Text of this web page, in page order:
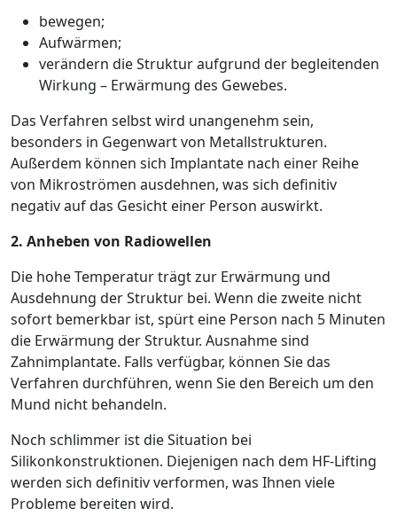
bewegen;
Aufwärmen;
verändern die Struktur aufgrund der begleitenden
Wirkung – Erwärmung des Gewebes.
Das Verfahren selbst wird unangenehm sein,
besonders in Gegenwart von Metallstrukturen.
Außerdem können sich Implantate nach einer Reihe
von Mikroströmen ausdehnen, was sich definitiv
negativ auf das Gesicht einer Person auswirkt.
2. Anheben von Radiowellen
Die hohe Temperatur trägt zur Erwärmung und
Ausdehnung der Struktur bei. Wenn die zweite nicht
sofort bemerkbar ist, spürt eine Person nach 5 Minuten
die Erwärmung der Struktur. Ausnahme sind
Zahnimplantate. Falls verfügbar, können Sie das
Verfahren durchführen, wenn Sie den Bereich um den
Mund nicht behandeln.
Noch schlimmer ist die Situation bei
Silikonkonstruktionen. Diejenigen nach dem HF-Lifting
werden sich definitiv verformen, was Ihnen viele
Probleme bereiten wird.